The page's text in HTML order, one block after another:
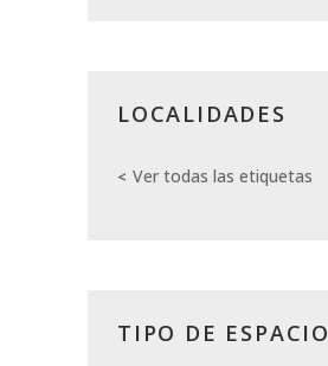
LOCALIDADES
Ver todas las etiquetas
TIPO DE ESPACIO